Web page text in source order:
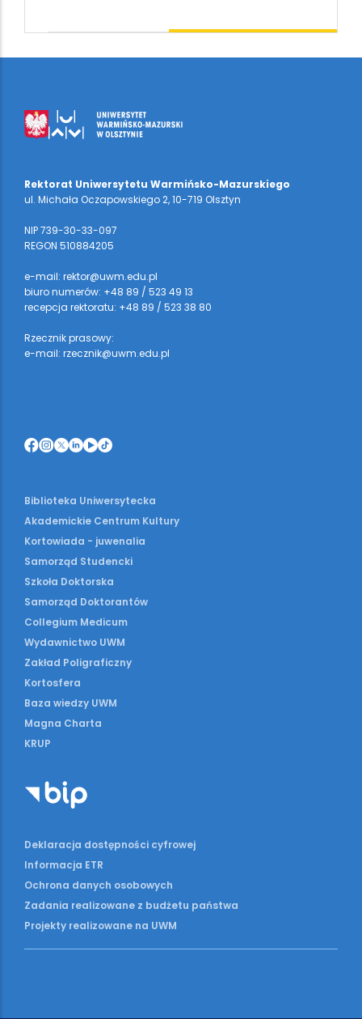
Rektorat Uniwersytetu Warmińsko-Mazurskiego
ul. Michała Oczapowskiego 2, 10-719 Olsztyn
NIP 739-30-33-097
REGON 510884205
e-mail: rektor@uwm.edu.pl
biuro numerów: +48 89 / 523 49 13
recepcja rektoratu: +48 89 / 523 38 80
Rzecznik prasowy:
e-mail: rzecznik@uwm.edu.pl
Biblioteka Uniwersytecka
Akademickie Centrum Kultury
Kortowiada - juwenalia
Samorząd Studencki
Szkoła Doktorska
Samorząd Doktorantów
Collegium Medicum
Wydawnictwo UWM
Zakład Poligraficzny
Kortosfera
Baza wiedzy UWM
Magna Charta
KRUP
Deklaracja dostępności cyfrowej
Informacja ETR
Ochrona danych osobowych
Zadania realizowane z budżetu państwa
Projekty realizowane na UWM